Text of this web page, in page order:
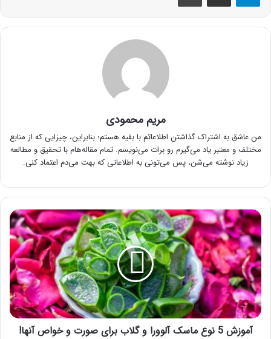
مریم محمودی
من عاشق به اشتراک گذاشتن اطلاعاتم با بقیه هستم؛ بنابراین، چیزایی که از منابع
مختلف و معتبر یاد می‌گیرم رو برات می‌نویسم. تمام مقاله‌هام با تحقیق و مطالعه
زیاد نوشته می‌شن، پس می‌تونی به اطلاعاتی که بهت می‌دم اعتماد کنی.
آموزش
5
نوع
ماسک
آلوورا
و
گلاب
برای
صورت
آموزش 5 نوع ماسک آلوورا و گلاب برای صورت و خواص آنها!